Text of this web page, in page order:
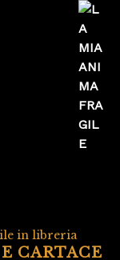
in libreria
CARTACE